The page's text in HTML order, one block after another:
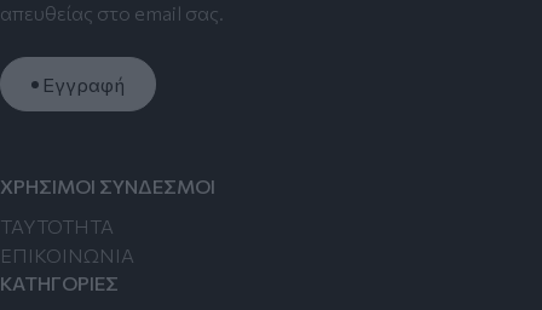
απευθείας στο email σας.
Εγγραφή
ΧΡΗΣΙΜΟΙ ΣΥΝΔΕΣΜΟΙ
TAYTOTHTA
ΕΠΙΚΟΙΝΩΝΙΑ
ΚΑΤΗΓΟΡΙΕΣ